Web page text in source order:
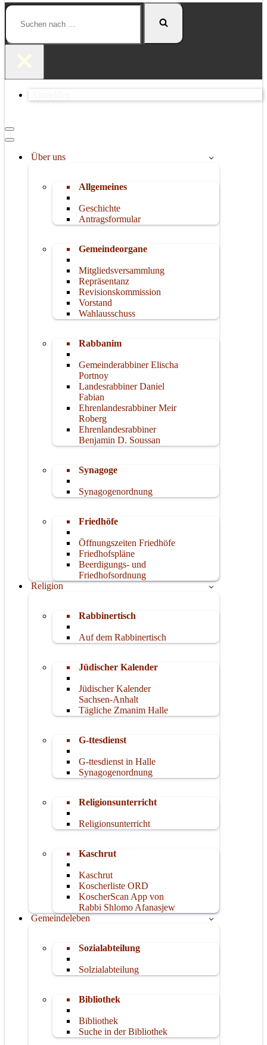
Suchen
Navigationsmenü
Navigationsmenü
Über uns
Allgemeines
Geschichte
Antragsformular
Gemeindeorgane
Mitgliedsversammlung
Repräsentanz
Revisionskommission
Vorstand
Wahlausschuss
Rabbanim
Gemeinderabbiner Elischa
Portnoy
Landesrabbiner Daniel
Fabian
Ehrenlandesrabbiner Meir
Roberg
Ehrenlandesrabbiner
Benjamin D. Soussan
Synagoge
Synagogenordnung
Friedhöfe
Öffnungszeiten Friedhöfe
Friedhofspläne
Beerdigungs- und
Friedhofsordnung
Religion
Rabbinertisch
Auf dem Rabbinertisch
Jüdischer Kalender
Jüdischer Kalender
Sachsen-Anhalt
Tägliche Zmanim Halle
G-ttesdienst
G-ttesdienst in Halle
Synagogenordnung
Religionsunterricht
Religionsunterricht
Kaschrut
Kaschrut
Koscherliste ORD
KoscherScan App von
Rabbi Shlomo Afanasjew
Gemeindeleben
Sozialabteilung
Solzialabteilung
Bibliothek
Bibliothek
Suche in der Bibliothek